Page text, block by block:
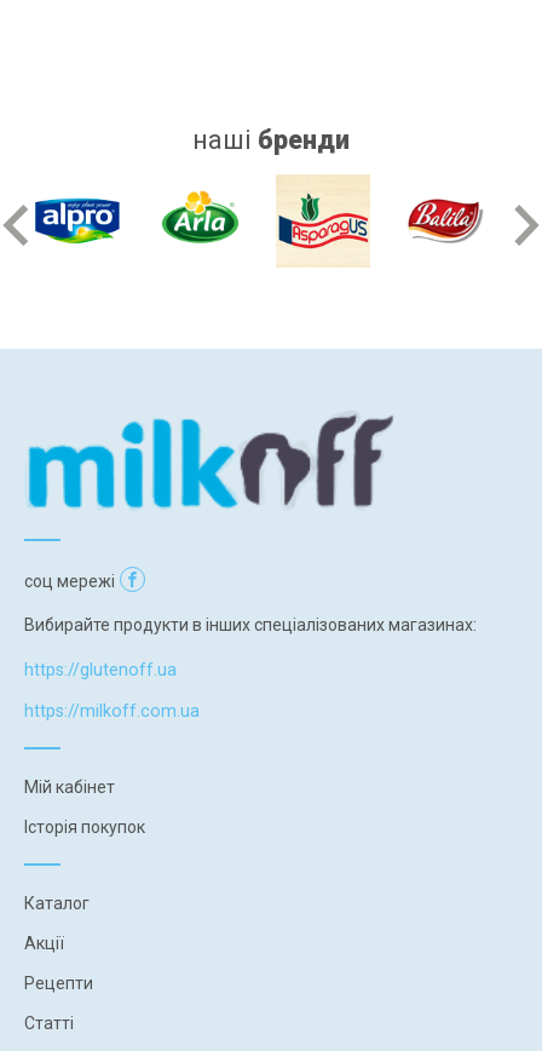
наші бренди
соц мережі
Вибирайте продукти в інших спеціалізованих магазинах:
https://glutenoff.ua
https://milkoff.com.ua
Мій кабінет
Історія покупок
Каталог
Акції
Рецепти
Статті